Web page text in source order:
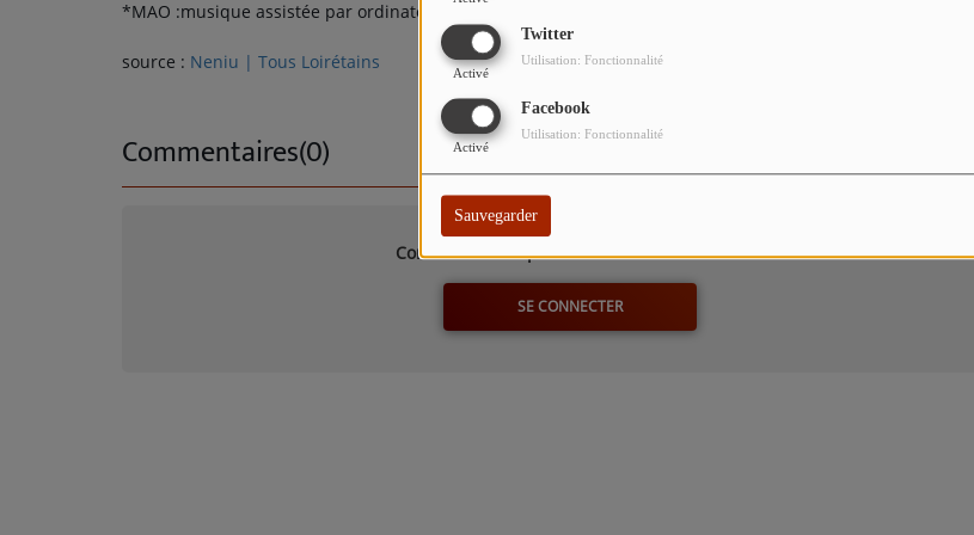
Twitter
Activé
Utilisation: Fonctionnalité
Facebook
Activé
Utilisation: Fonctionnalité
Sauvegarder
TITRES DIFFUSÉS*MAO :musique assistée par ordinateur
source : Neniu | Tous Loirétains
Commentaires(0)
Connectez-vous pour commenter cet article
SE CONNECTER